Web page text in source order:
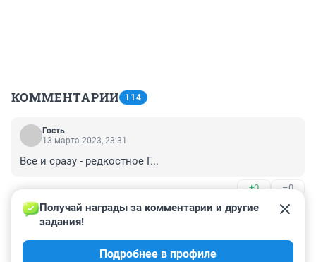
КОММЕНТАРИИ 114
Гость
13 марта 2023, 23:31
Все и сразу - редкостное Г...
+0 –0
Гость
13 марта 2023, 18:37
Ну не знаю как по мне так фильм огонь сделан
классно смотреть интересно заслуженный Оскар
Получай награды за комментарии и другие
задания!
Подробнее в профиле